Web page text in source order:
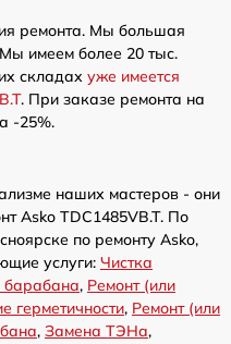
ремонта. Мы большая
Мы имеем более 20 тыс.
складах уже имеется
. При заказе ремонта на
-25%.
наших мастеров - они
Asko TDC1485VB.T. По
по ремонту Asko,
услуги: Чистка
барабана, Ремонт (или
герметичности, Ремонт (или
, Замена ТЭНа,